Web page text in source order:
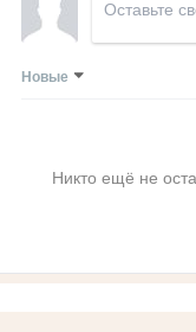
Новые
Никто ещё не